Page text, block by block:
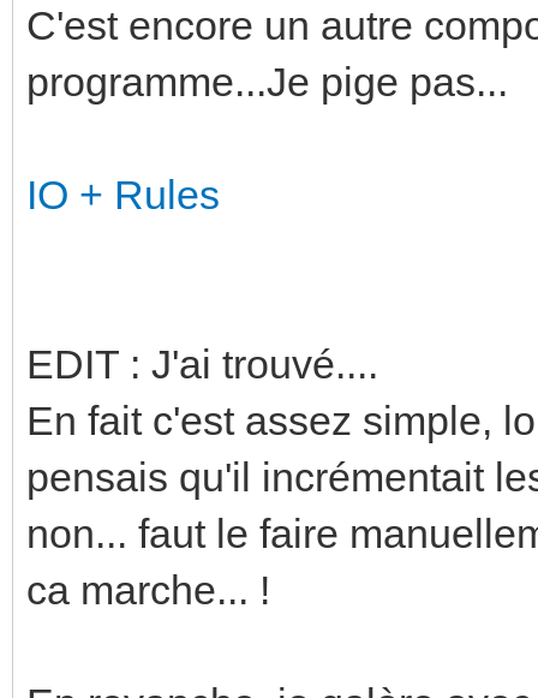
C'est encore un autre
programme...Je pige pas...
IO + Rules
EDIT : J'ai trouvé....
En fait c'est assez simple,
pensais qu'il incrémentait
non... faut le faire
ca marche... !